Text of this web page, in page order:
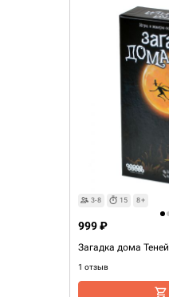
3-8 15 8+
Загадка дома Теней
1 отзыв
999 ₽